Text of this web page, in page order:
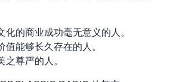
化的商业成功毫无意义的人。
值能够长久存在的人。
之尊严的人。